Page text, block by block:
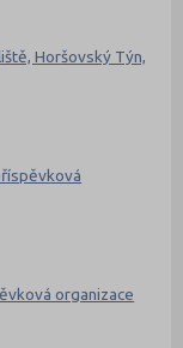
Horšovský Týn,
organizace